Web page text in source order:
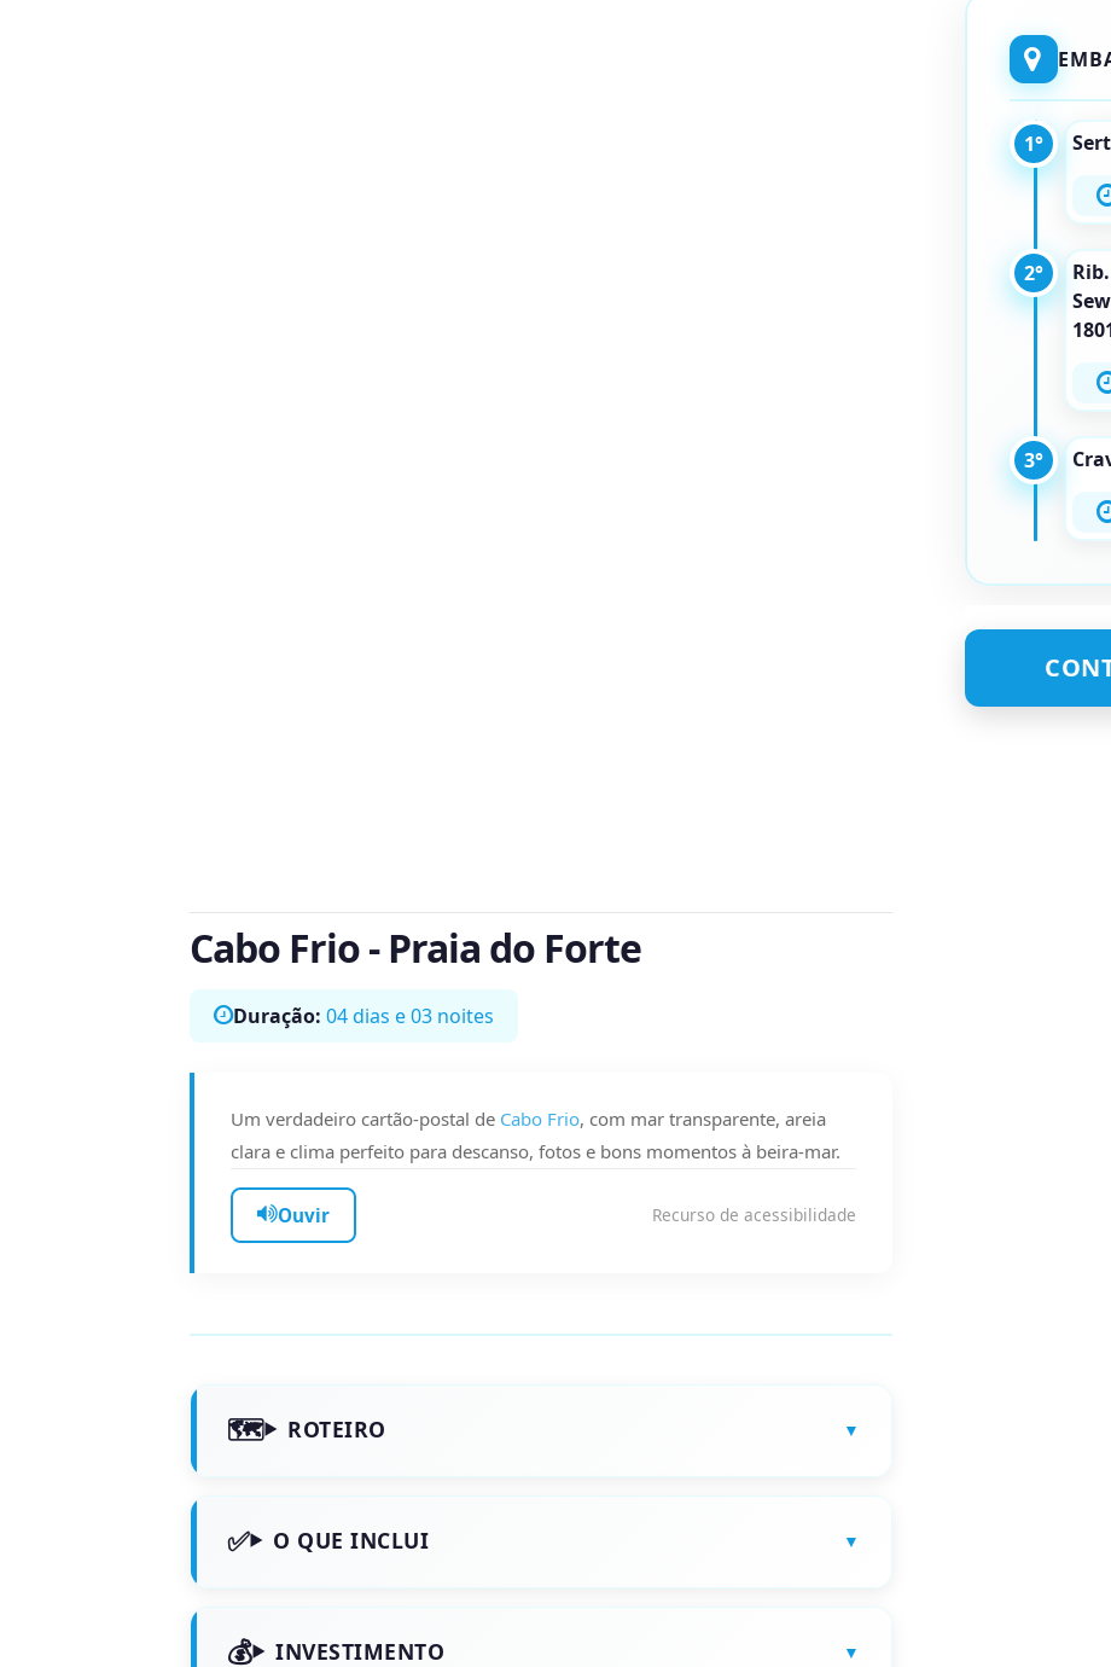
Cabo Frio - Praia do Forte
Duração: 04 dias e 03 noites
Um verdadeiro cartão-postal de Cabo Frio, com mar transparente, areia
clara e clima perfeito para descanso, fotos e bons momentos à beira-mar.
Ouvir Recurso de acessibilidade
ROTEIRO
O QUE INCLUI
INVESTIMENTO
1°
2°
3°